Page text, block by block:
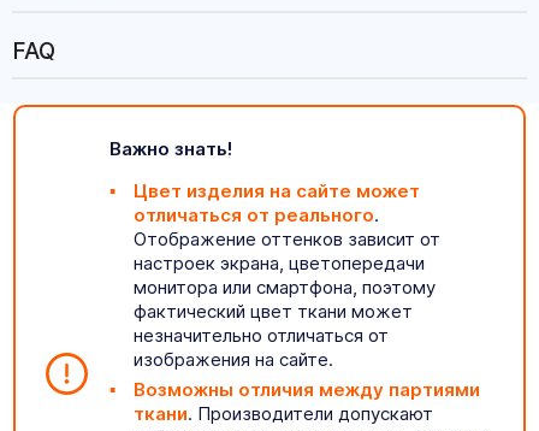
FAQ
Важно знать!
Цвет изделия на сайте может
отличаться от реального.
Отображение оттенков зависит от
настроек экрана, цветопередачи
монитора или смартфона, поэтому
фактический цвет ткани может
незначительно отличаться от
изображения на сайте.
Возможны отличия между партиями
ткани. Производители допускают